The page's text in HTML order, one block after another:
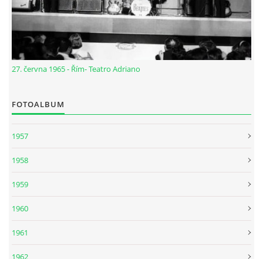
NÁSTROJE - ZESILOVAČE/KOMBA
NÁSTROJE - PEDÁLY
PODPISY
DISKOGRAFIE - SINGLY ŘADOVÉ
27. června 1965 - Řím- Teatro Adriano
FOTOALBUM
1957
1958
1959
1960
1961
1962